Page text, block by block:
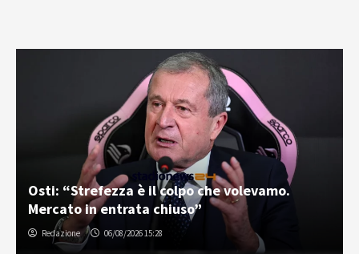
Osti: “Strefezza è il colpo che volevamo.
Mercato in entrata chiuso”
Redazione 06/08/2026 15:28